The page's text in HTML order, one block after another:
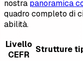
nostra panoramica
quadro completo di
abilità.
Livello
CEFR
Strutture